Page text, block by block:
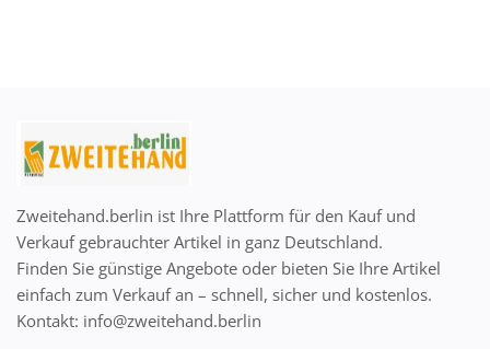
Zweitehand.berlin ist Ihre Plattform für den Kauf und
Verkauf gebrauchter Artikel in ganz Deutschland.
Finden Sie günstige Angebote oder bieten Sie Ihre Artikel
einfach zum Verkauf an – schnell, sicher und kostenlos.
Kontakt: info@zweitehand.berlin